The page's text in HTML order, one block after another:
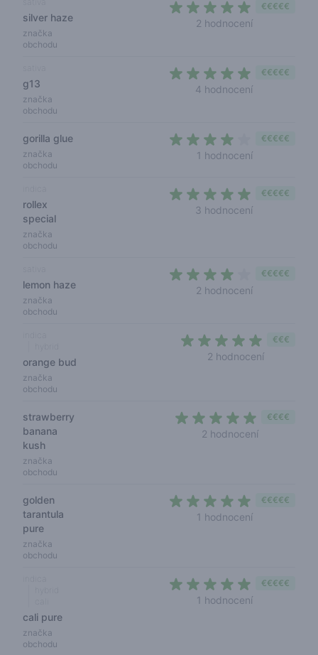
silver haze
značka
obchodu
2 hodnocení
€€€€€
g13
značka
obchodu
4 hodnocení
€€€€€
gorilla glue
značka
obchodu
1 hodnocení
€€€€€
rollex
special
značka
obchodu
3 hodnocení
€€€€€
lemon haze
značka
obchodu
2 hodnocení
€€€€€
orange bud
značka
obchodu
2 hodnocení
€€€
strawberry
banana
kush
značka
obchodu
2 hodnocení
€€€€
golden
tarantula
pure
značka
obchodu
1 hodnocení
€€€€€
cali pure
značka
obchodu
1 hodnocení
€€€€€